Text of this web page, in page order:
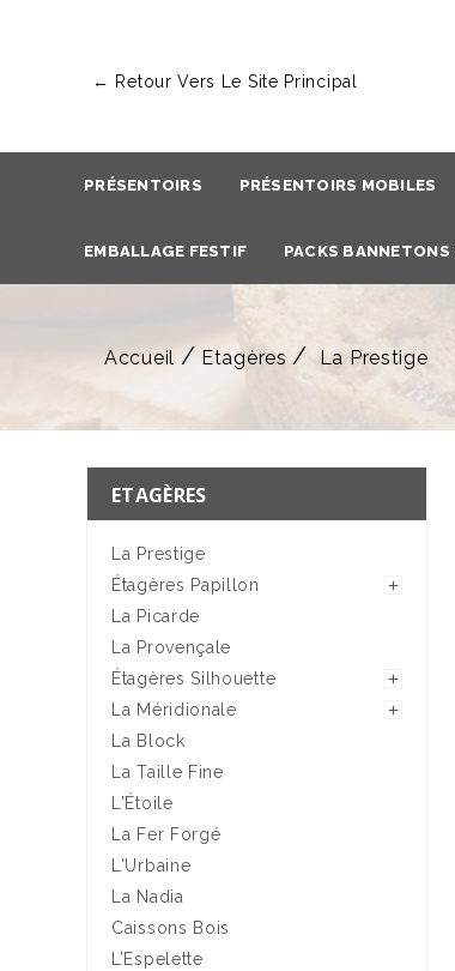
← Retour Vers Le Site Principal
PRÉSENTOIRS PRÉSENTOIRS MOBILES
EMBALLAGE FESTIF PACKS BANNETONS
Accueil Etagères La Prestige
ETAGÈRES
La Prestige
Étagères Papillon

La Picarde
La Provençale
Étagères Silhouette

La Méridionale 
La Block
La Taille Fine
L'Étoile
La Fer Forgé
L'Urbaine
La Nadia
Caissons Bois
L’Espelette